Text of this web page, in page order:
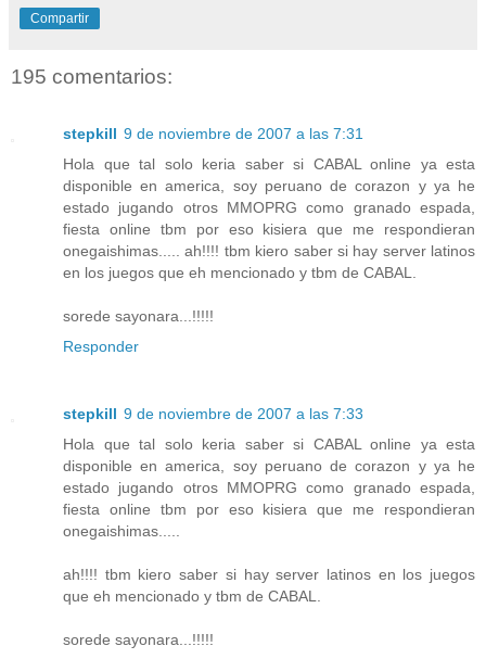
Compartir
195 comentarios:
stepkill 9 de noviembre de 2007 a las 7:31
Hola que tal solo keria saber si CABAL online ya esta
disponible en america, soy peruano de corazon y ya he
estado jugando otros MMOPRG como granado espada,
fiesta online tbm por eso kisiera que me respondieran
onegaishimas..... ah!!!! tbm kiero saber si hay server latinos
en los juegos que eh mencionado y tbm de CABAL.
sorede sayonara...!!!!!
Responder
stepkill 9 de noviembre de 2007 a las 7:33
Hola que tal solo keria saber si CABAL online ya esta
disponible en america, soy peruano de corazon y ya he
estado jugando otros MMOPRG como granado espada,
fiesta online tbm por eso kisiera que me respondieran
onegaishimas.....
ah!!!! tbm kiero saber si hay server latinos en los juegos
que eh mencionado y tbm de CABAL.
sorede sayonara...!!!!!